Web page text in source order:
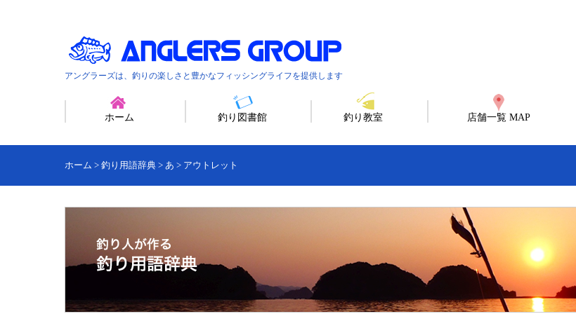
アングラーズは、釣りの楽しさと豊かなフィッシングライフを提供します
ホーム 釣り図書館 釣り教室 店舗一覧 MAP
ホーム > 釣り用語辞典 > あ > アウトレット